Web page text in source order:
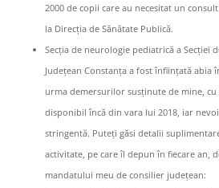
2000 de copii care au necesitat un
la Direcția de Sănătate Publică.
Secția de neurologie pediatrică a Secției
Județean Constanța a fost înființată abia
urma demersurilor susținute de mine, cu
disponibil încă din vara lui 2018, iar
stringentă. Puteți găsi detalii
activitate, pe care îl depun în fiecare an,
mandatului meu de consilier județean: